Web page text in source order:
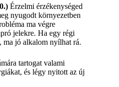
Érzelmi érzékenységed
nyugodt környezetben
ma végre
jelekre. Ha egy régi
ma jó alkalom nyílhat rá.
tartogat valami
és légy nyitott az új